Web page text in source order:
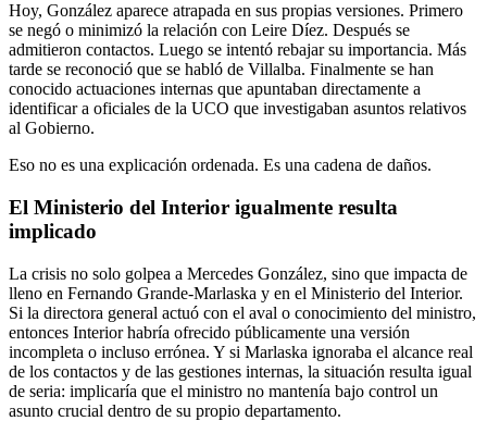
Hoy, González aparece atrapada en sus propias versiones. Primero
se negó o minimizó la relación con Leire Díez. Después se
admitieron contactos. Luego se intentó rebajar su importancia. Más
tarde se reconoció que se habló de Villalba. Finalmente se han
conocido actuaciones internas que apuntaban directamente a
identificar a oficiales de la UCO que investigaban asuntos relativos
al Gobierno.
Eso no es una explicación ordenada. Es una cadena de daños.
El Ministerio del Interior igualmente resulta
implicado
La crisis no solo golpea a Mercedes González, sino que impacta de
lleno en Fernando Grande-Marlaska y en el Ministerio del Interior.
Si la directora general actuó con el aval o conocimiento del ministro,
entonces Interior habría ofrecido públicamente una versión
incompleta o incluso errónea. Y si Marlaska ignoraba el alcance real
de los contactos y de las gestiones internas, la situación resulta igual
de seria: implicaría que el ministro no mantenía bajo control un
asunto crucial dentro de su propio departamento.